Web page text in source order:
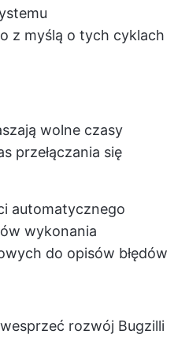
z myślą o tych cyklach
wolne czasy
przełączania się
automatycznego
wykonania
do opisów błędów
rozwój Bugzilli